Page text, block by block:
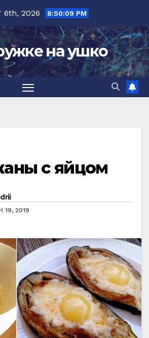
6th, 2026 8:50:10 PM
на ушко
с яйцом
19, 2019